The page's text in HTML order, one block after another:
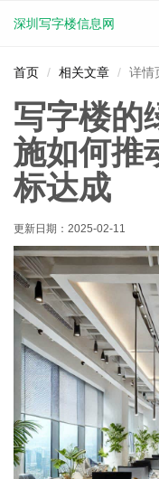
深圳写字楼信息网
首页 相关文章 详情
写字楼的
施如何推
标达成
更新日期： 2025-02-11